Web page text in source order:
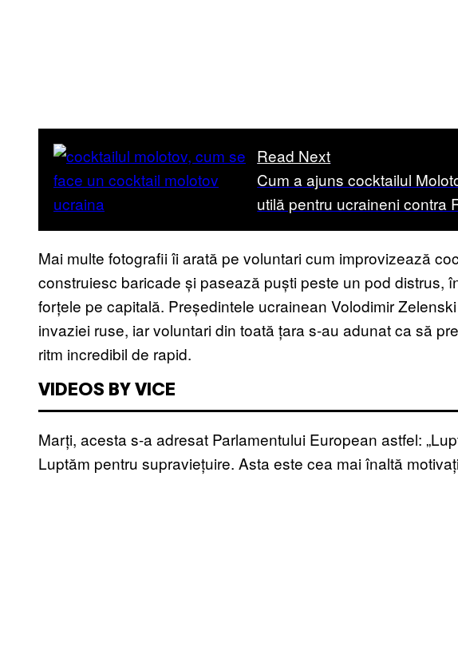
Read Next
Cum a ajuns cocktailul
utilă pentru ucraineni contra
Mai multe fotografii îi arată pe voluntari cum improvizează
construiesc baricade și pasează puști peste un pod distrus,
forțele pe capitală. Președintele ucrainean Volodimir
invaziei ruse, iar voluntari din toată țara s-au adunat ca să
ritm incredibil de rapid.
VIDEOS BY VICE
Marți, acesta s-a adresat Parlamentului European astfel:
Luptăm pentru supraviețuire. Asta este cea mai înaltă